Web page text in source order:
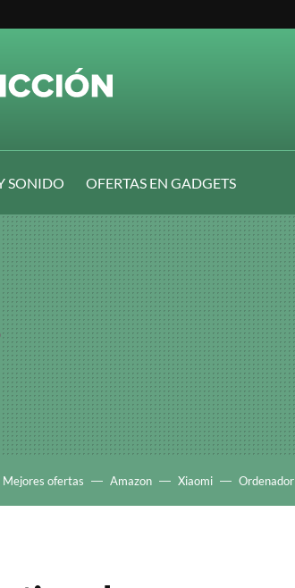
SONIDO
OFERTAS EN GADGETS
Mejores ofertas Amazon Xiaomi Ordenador